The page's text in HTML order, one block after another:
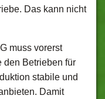
Das kann nicht
muss vorerst
den Betrieben für
stabile und
Damit